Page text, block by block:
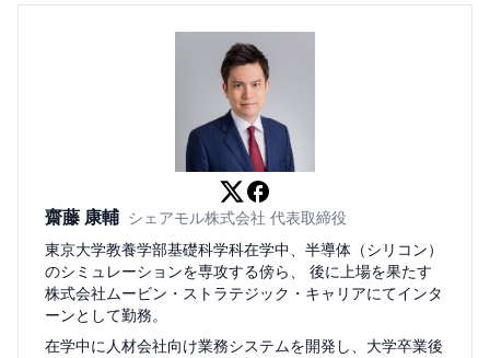
齋藤 康輔 シェアモル株式会社 代表取締役
東京大学教養学部基礎科学科在学中、半導体（シリコン）
のシミュレーションを専攻する傍ら、 後に上場を果たす
株式会社ムービン・ストラテジック・キャリアにてインタ
ーンとして勤務。
在学中に人材会社向け業務システムを開発し、大学卒業後